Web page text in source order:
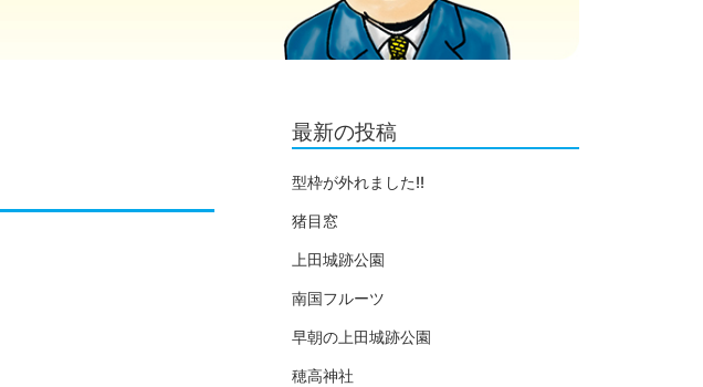
最新の投稿
型枠が外れました!!
猪目窓
上田城跡公園
南国フルーツ
早朝の上田城跡公園
穂高神社